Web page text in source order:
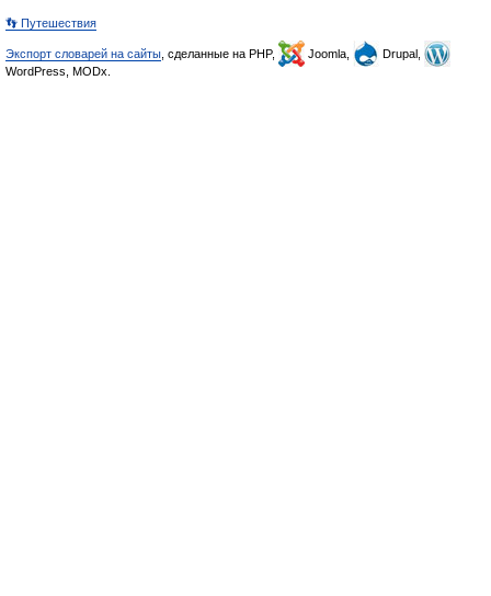
👣 Путешествия
Экспорт словарей на сайты , сделанные на PHP, Joomla,
Drupal,
WordPress, MODx.